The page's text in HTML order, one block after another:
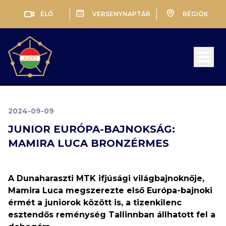
ÉLŐ VERSENYNAPTÁR RÉGIÓK
2024-09-09
JUNIOR EURÓPA-BAJNOKSÁG:
MAMIRA LUCA BRONZÉRMES
A Dunaharaszti MTK ifjúsági világbajnoknője,
Mamira Luca megszerezte első Európa-bajnoki
érmét a juniorok között is, a tizenkilenc
esztendős reménység Tallinnban állhatott fel a